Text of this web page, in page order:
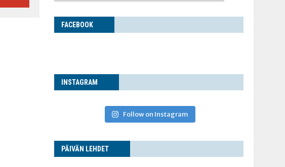
FACE­BOOK
INS­TA­GRAM
Follow on Instagram
PÄI­VÄN LEHDET